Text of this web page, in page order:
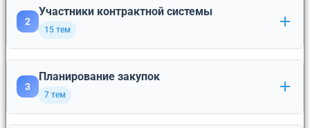
1
Что такое закупки и какие они бывают: 44-ФЗ, 223-
3 Законодательство о закупках
4 Основные понятия контрактной системы
2
Участники контрактной системы
15 тем
1 Понятие и виды участников контрактной системы
2 Контрактная служба, контрактный управляющий
3
Планирование закупок
7 тем